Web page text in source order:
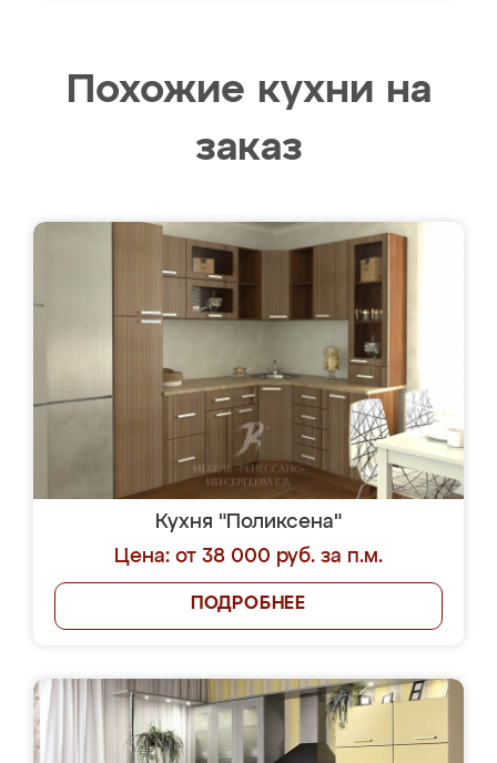
Похожие кухни на
заказ
Кухня "Поликсена"
Цена: от 38 000 руб. за п.м.
ПОДРОБНЕЕ